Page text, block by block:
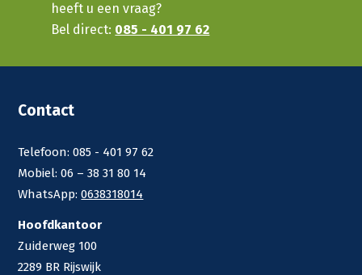
heeft u een vraag?
Bel direct: 085 - 401 97 62
Contact
Telefoon: 085 - 401 97 62
Mobiel: 06 – 38 31 80 14
WhatsApp:0638318014
Hoofdkantoor
Zuiderweg 100
2289 BR Rijswijk